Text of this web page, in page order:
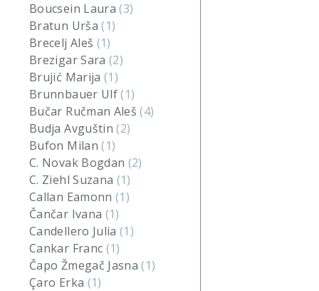
Boucsein Laura(3)
Bratun Urša(1)
Brecelj Aleš (1)
Brezigar Sara(2)
Brujić Marija(1)
Brunnbauer Ulf(1)
Bučar Ručman Aleš(4)
Budja Avguštin(2)
Bufon Milan(1)
C. Novak Bogdan (2)
C. Ziehl Suzana (1)
Callan Eamonn(1)
Čančar Ivana (1)
Candellero Julia(1)
Cankar Franc (1)
Čapo Žmegač Jasna(1)
Çaro Erka (1)